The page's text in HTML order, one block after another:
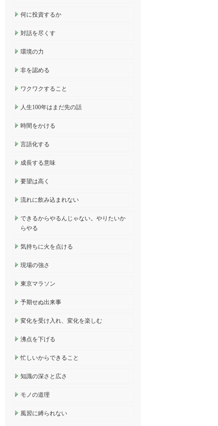
何に投資するか
対話を尽くす
環境の力
非を認める
ワクワクすること
人生100年はまだ先の話
時間をかける
言語化する
成長する意味
要望は高く
流れに飲み込まれない
できるからやるんじゃない。やりたいか
らやる
気持ちに火を点ける
現場の強さ
東京マラソン
予期せぬ出来事
変化を受け入れ、変化を楽しむ
沸点を下げる
忙しいからできること
知識の深さと広さ
モノの道理
風習に縛られない